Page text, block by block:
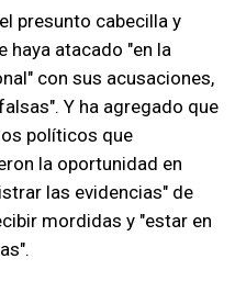
presunto cabecilla y
haya atacado "en la
con sus acusaciones,
Y ha agregado que
políticos que
la oportunidad en
las evidencias" de
mordidas y "estar en